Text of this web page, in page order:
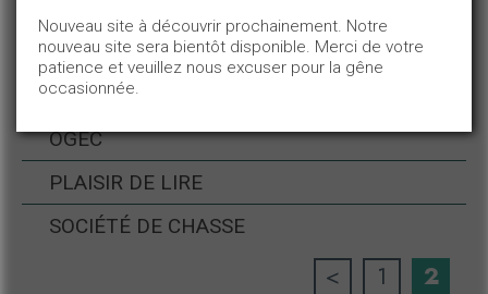
OGEC
PLAISIR DE LIRE
SOCIÉTÉ DE CHASSE
< 1 2
Nouveau site à découvrir prochainement. Notre
nouveau site sera bientôt disponible. Merci de votre
patience et veuillez nous excuser pour la gêne
occasionnée.